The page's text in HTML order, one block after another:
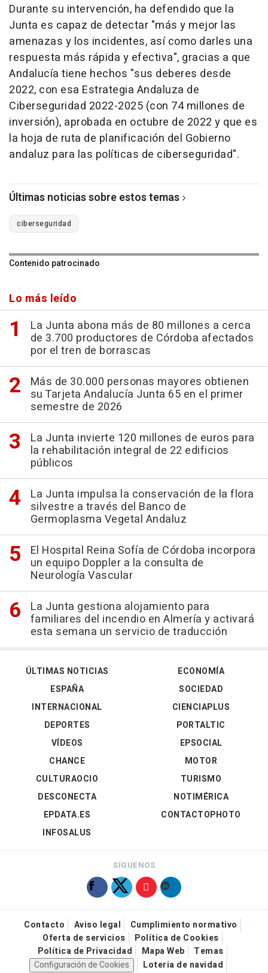
Durante su intervención, ha defendido que la
Junta es capaz de detectar "más y mejor las
amenazas y los incidentes, así como darles una
respuesta más rápida y efectiva", gracias a que
Andalucía tiene hechos "sus deberes desde
2022, con esa Estrategia Andaluza de
Ciberseguridad 2022-2025 (con 74 millones de
inversión), aprobada en octubre de 2022 y que es
la hoja de ruta de planificación del Gobierno
andaluz para las políticas de ciberseguridad".
Últimas noticias sobre estos temas
ciberseguridad
Contenido patrocinado
Lo más leído
La Junta abona más de 80 millones a cerca
de 3.700 productores de Córdoba afectados
por el tren de borrascas
Más de 30.000 personas mayores obtienen
su Tarjeta Andalucía Junta 65 en el primer
semestre de 2026
La Junta invierte 120 millones de euros para
la rehabilitación integral de 22 edificios
públicos
La Junta impulsa la conservación de la flora
silvestre a través del Banco de
Germoplasma Vegetal Andaluz
El Hospital Reina Sofía de Córdoba incorpora
un equipo Doppler a la consulta de
Neurología Vascular
La Junta gestiona alojamiento para
familiares del incendio en Almería y activará
esta semana un servicio de traducción
ÚLTIMAS NOTICIAS
ESPAÑA
INTERNACIONAL
DEPORTES
VÍDEOS
ECONOMÍA
SOCIEDAD
CIENCIAPLUS
PORTALTIC
EPSOCIAL
CHANCE
CULTURAOCIO
DESCONECTA
EPDATA.ES
INFOSALUS
MOTOR
TURISMO
NOTIMÉRICA
CONTACTOPHOTO
SÍGUENOS
Contacto Aviso legal
Cumplimiento normativo
Oferta de servicios
Política de Cookies
Política de Privacidad
Mapa Web
Temas
Configuración de Cookies
Loteria de navidad